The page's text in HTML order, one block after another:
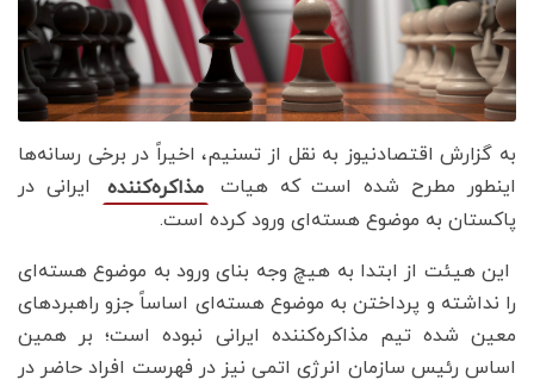
به گزارش اقتصادنیوز به نقل از تسنیم، اخیراً در برخی رسانه‌ها
اینطور مطرح شده است که هیات
مذاکره‌کننده
ایرانی در
پاکستان به موضوع هسته‌ای ورود کرده است.
این هیئت از ابتدا به هیچ وجه بنای ورود به موضوع هسته‌ای
را نداشته و پرداختن به موضوع هسته‌ای اساساً جزو راهبردهای
معین شده تیم مذاکره‌کننده ایرانی نبوده است؛ بر همین
اساس رئیس سازمان انرژی اتمی نیز در فهرست افراد حاضر در